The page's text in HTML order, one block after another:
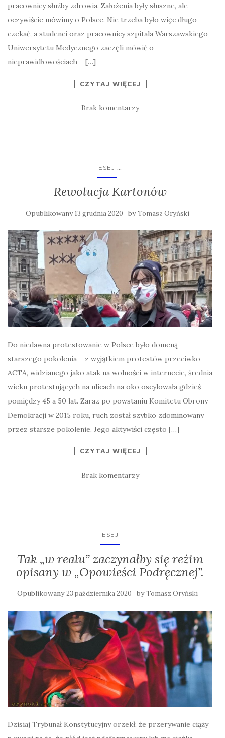
pracownicy służby zdrowia. Założenia były słuszne, ale
oczywiście mówimy o Polsce. Nie trzeba było więc długo
czekać, a studenci oraz pracownicy szpitala Warszawskiego
Uniwersytetu Medycznego zaczęli mówić o
nieprawidłowościach – […]
CZYTAJ WIĘCEJ
Brak komentarzy
ESEJ ...
Rewolucja Kartonów
Opublikowany13 grudnia 2020 byTomasz Oryński
Do niedawna protestowanie w Polsce było domeną
starszego pokolenia – z wyjątkiem protestów przeciwko
ACTA, widzianego jako atak na wolności w internecie, średnia
wieku protestujących na ulicach na oko oscylowała gdzieś
pomiędzy 45 a 50 lat. Zaraz po powstaniu Komitetu Obrony
Demokracji w 2015 roku, ruch został szybko zdominowany
przez starsze pokolenie. Jego aktywiści często […]
CZYTAJ WIĘCEJ
Brak komentarzy
ESEJ
Tak „w realu” zaczynałby się reżim
opisany w „Opowieści Podręcznej”.
Opublikowany23 października 2020 byTomasz Oryński
Dzisiaj Trybunał Konstytucyjny orzekł, że przerywanie ciąży